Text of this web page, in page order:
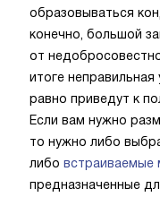
образовываться
конечно, большой
от
итоге неправильная
равно приведут к
Если вам нужно
то нужно либо
либо встраиваемые
предназначенные